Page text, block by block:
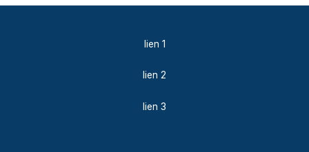
lien 1
lien 2
lien 3